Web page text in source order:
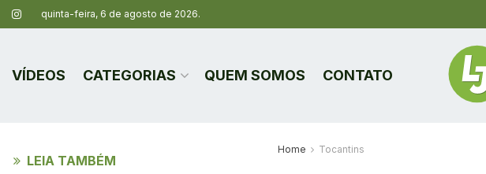
quinta-feira, 6 de agosto de 2026.
VÍDEOS CATEGORIAS QUEM SOMOS CONTATO
Home Tocantins
LEIA TAMBÉM